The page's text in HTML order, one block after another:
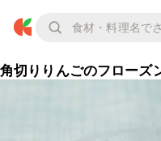
角切りりんごのフローズ